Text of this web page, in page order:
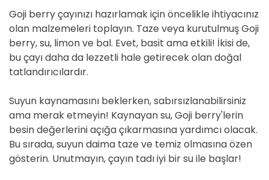
Goji berry çayınızı hazırlamak için öncelikle ihtiyacınız
olan malzemeleri toplayın. Taze veya kurutulmuş Goji
berry, su, limon ve bal. Evet, basit ama etkili! İkisi de,
bu çayı daha da lezzetli hale getirecek olan doğal
tatlandırıcılardır.
Suyun kaynamasını beklerken, sabırsızlanabilirsiniz
ama merak etmeyin! Kaynayan su, Goji berry'lerin
besin değerlerini açığa çıkarmasına yardımcı olacak.
Bu sırada, suyun daima taze ve temiz olmasına özen
gösterin. Unutmayın, çayın tadı iyi bir su ile başlar!